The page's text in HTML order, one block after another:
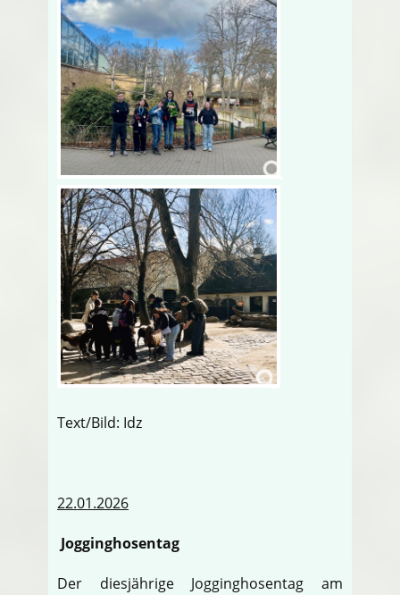
Text/Bild: Idz
22.01.2026
Jogginghosentag
Der diesjährige Jogginghosentag am